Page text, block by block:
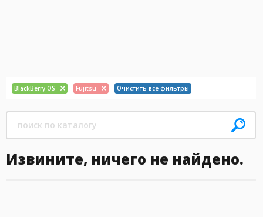
BlackBerry OS Fujitsu Очистить все фильтры
Извините, ничего не найдено.